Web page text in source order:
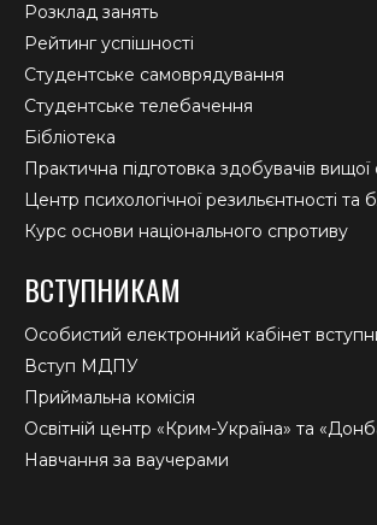
Розклад занять
Рейтинг успішності
Студентське самоврядування
Студентське телебачення
Бібліотека
Практична підготовка здобувачів вищої
Центр психологічної резильєнтності та
Курс основи національного спротиву
ВСТУПНИКАМ
Особистий електронний кабінет
Вступ МДПУ
Приймальна комісія
Освітній центр «Крим-Україна» та
Навчання за ваучерами